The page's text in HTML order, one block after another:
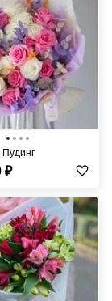
Пудинг
₽